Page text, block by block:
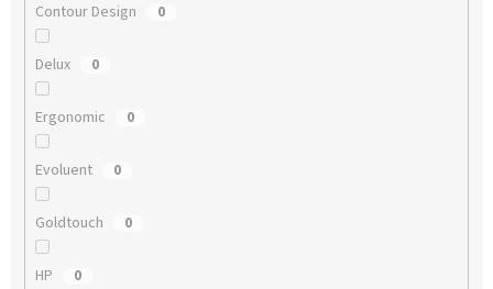
Contour Design 0
Delux 0
Ergonomic 0
Evoluent 0
Goldtouch 0
HP 0